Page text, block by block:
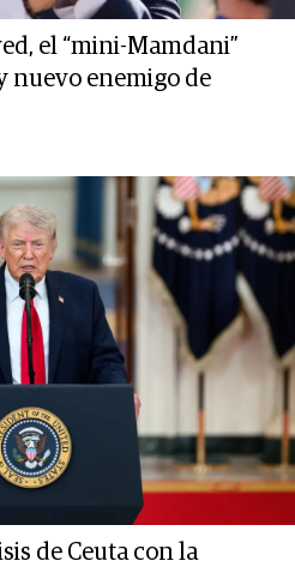
el “mini-Mamdani”
nuevo enemigo de
de Ceuta con la